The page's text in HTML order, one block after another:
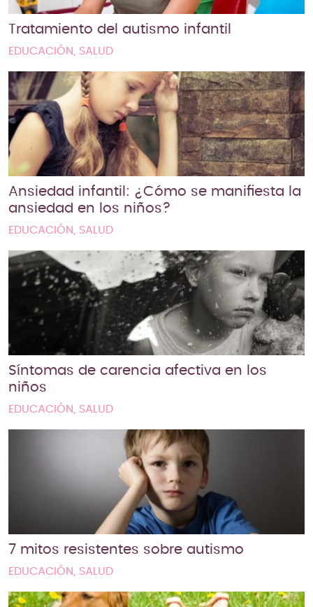
Tratamiento del autismo infantil
EDUCACIÓN, SALUD
Ansiedad infantil: ¿Cómo se manifiesta la
ansiedad en los niños?
EDUCACIÓN, SALUD
Síntomas de carencia afectiva en los
niños
EDUCACIÓN, SALUD
7 mitos resistentes sobre autismo
EDUCACIÓN, SALUD